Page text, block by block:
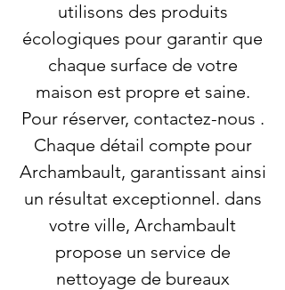
utilisons des produits
écologiques pour garantir que
chaque surface de votre
maison est propre et saine.
Pour réserver, contactez-nous .
Chaque détail compte pour
Archambault, garantissant ainsi
un résultat exceptionnel. dans
votre ville, Archambault
propose un service de
nettoyage de bureaux